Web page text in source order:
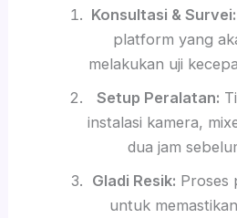
Konsultasi & Survei:
platform yang
melakukan uji
Setup Peralatan:
instalasi kamera,
dua jam
Gladi Resik: Proses
untuk